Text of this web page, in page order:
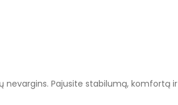
nevargins. Pajusite stabilumą, komfortą ir